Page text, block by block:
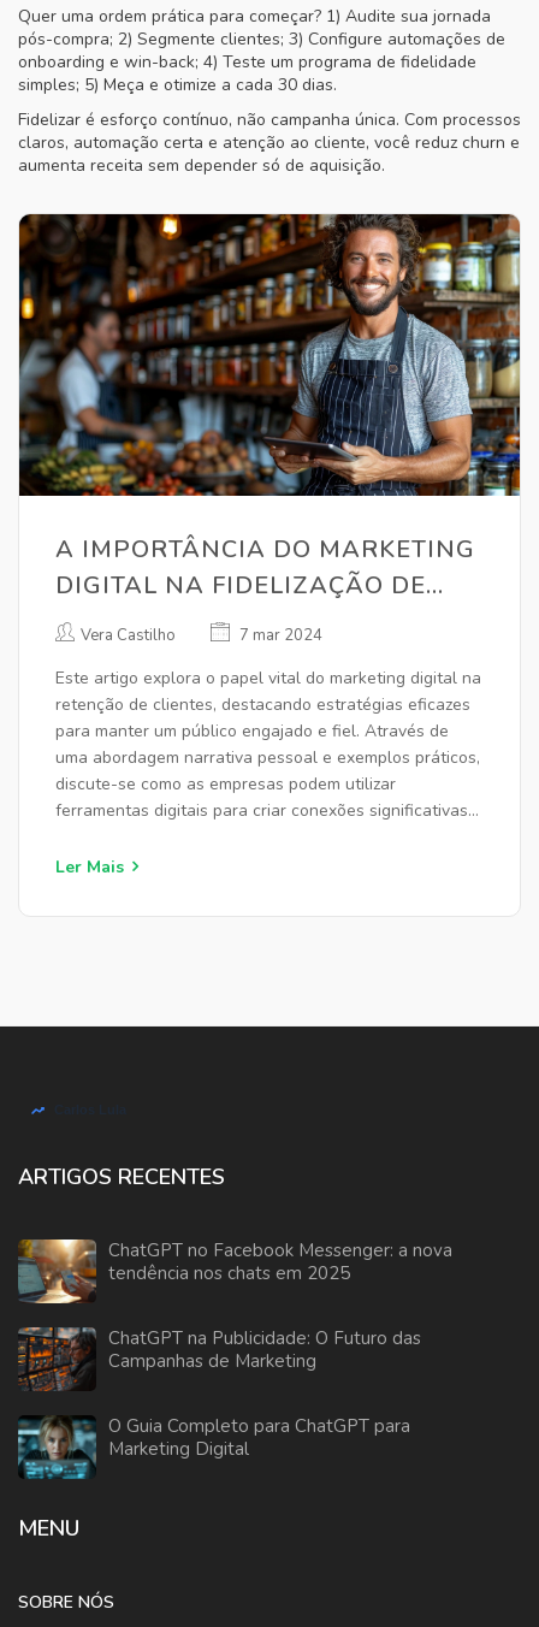
Quer uma ordem prática para começar? 1) Audite sua jornada
pós-compra; 2) Segmente clientes; 3) Configure automações de
onboarding e win-back; 4) Teste um programa de fidelidade
simples; 5) Meça e otimize a cada 30 dias.
Fidelizar é esforço contínuo, não campanha única. Com processos
claros, automação certa e atenção ao cliente, você reduz churn e
aumenta receita sem depender só de aquisição.
A IMPORTÂNCIA DO MARKETING
DIGITAL NA FIDELIZAÇÃO DE
CLIENTES
Vera Castilho 7 mar 2024
Este artigo explora o papel vital do marketing digital na
retenção de clientes, destacando estratégias eficazes
para manter um público engajado e fiel. Através de
uma abordagem narrativa pessoal e exemplos práticos,
discute-se como as empresas podem utilizar
ferramentas digitais para criar conexões significativas
lealdade a longo prazo.
Ler Mais
ARTIGOS RECENTES
ChatGPT no Facebook Messenger: a nova
tendência nos chats em 2025
ChatGPT na Publicidade: O Futuro das
Campanhas de Marketing
O Guia Completo para ChatGPT para
Marketing Digital
MENU
SOBRE NÓS